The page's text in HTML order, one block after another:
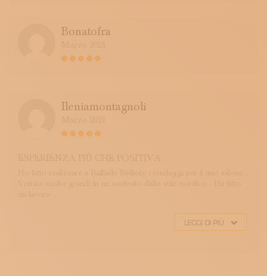
Bonatofra
Ileniamontagnoli
LEGGI DI PIÙ